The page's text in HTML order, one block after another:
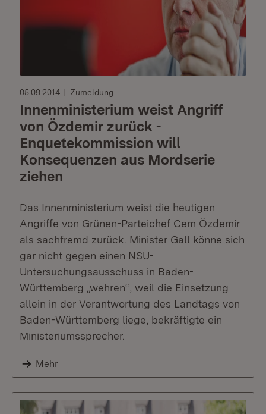
05.09.2014 Zumeldung
Innenministerium weist Angriff
von Özdemir zurück -
Enquetekommission will
Konsequenzen aus Mordserie
ziehen
Das Innenministerium weist die heutigen
Angriffe von Grünen-Parteichef Cem Özdemir
als sachfremd zurück. Minister Gall könne sich
gar nicht gegen einen NSU-
Untersuchungsausschuss in Baden-
Württemberg „wehren“, weil die Einsetzung
allein in der Verantwortung des Landtags von
Baden-Württemberg liege, bekräftigte ein
Ministeriumssprecher.
Mehr